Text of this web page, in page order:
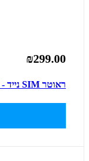
₪299.00
ראוטר SIM נייד - TP-Link M7350 4G LTE Mobile WiFi